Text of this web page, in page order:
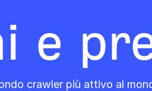
e
crawler più attivo al